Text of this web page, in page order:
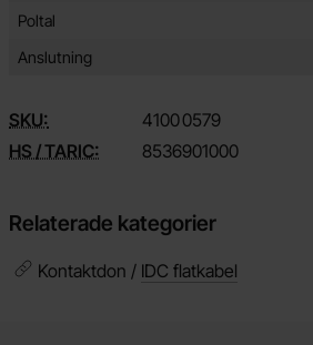
Poltal
Anslutning
SKU: 41000579
HS / TARIC:
8536901000
Relaterade kategorier
Kontaktdon / IDC flatkabel